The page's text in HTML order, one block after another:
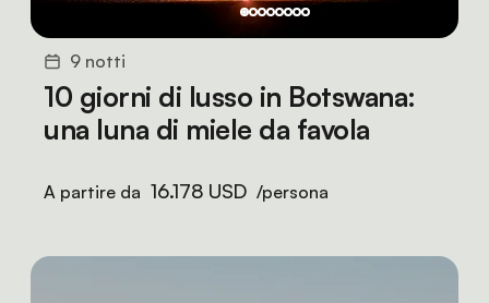
9 notti
10 giorni di lusso in Botswana:
una luna di miele da favola
A partire da 16.178 USD /persona